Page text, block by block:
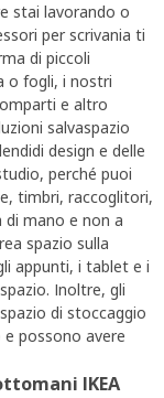
stai lavorando o
per scrivania ti
di piccoli
o fogli, i nostri
e altro
salvaspazio
design e delle
perché puoi
timbri, raccoglitori,
mano e non a
spazio sulla
appunti, i tablet e i
Inoltre, gli
di stoccaggio
possono avere
IKEA